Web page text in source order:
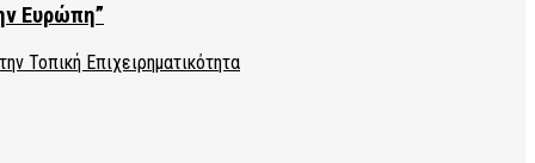
Ευρώπη”